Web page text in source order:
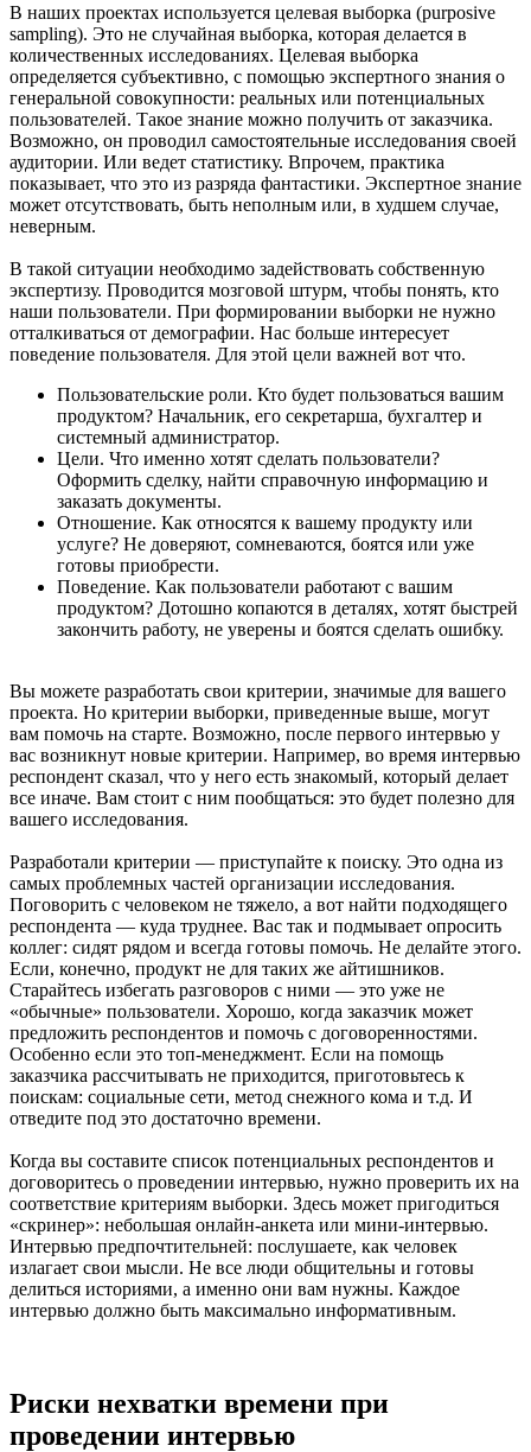
В наших проектах используется целевая выборка (purposive
sampling). Это не случайная выборка, которая делается в
количественных исследованиях. Целевая выборка
определяется субъективно, с помощью экспертного знания о
генеральной совокупности: реальных или потенциальных
пользователей. Такое знание можно получить от заказчика.
Возможно, он проводил самостоятельные исследования своей
аудитории. Или ведет статистику. Впрочем, практика
показывает, что это из разряда фантастики. Экспертное знание
может отсутствовать, быть неполным или, в худшем случае,
неверным.
В такой ситуации необходимо задействовать собственную
экспертизу. Проводится мозговой штурм, чтобы понять, кто
наши пользователи. При формировании выборки не нужно
отталкиваться от демографии. Нас больше интересует
поведение пользователя. Для этой цели важней вот что.
Пользовательские роли. Кто будет пользоваться вашим
продуктом? Начальник, его секретарша, бухгалтер и
системный администратор.
Цели. Что именно хотят сделать пользователи?
Оформить сделку, найти справочную информацию и
заказать документы.
Отношение. Как относятся к вашему продукту или
услуге? Не доверяют, сомневаются, боятся или уже
готовы приобрести.
Поведение. Как пользователи работают с вашим
продуктом? Дотошно копаются в деталях, хотят быстрей
закончить работу, не уверены и боятся сделать ошибку.
Вы можете разработать свои критерии, значимые для вашего
проекта. Но критерии выборки, приведенные выше, могут
вам помочь на старте. Возможно, после первого интервью у
вас возникнут новые критерии. Например, во время интервью
респондент сказал, что у него есть знакомый, который делает
все иначе. Вам стоит с ним пообщаться: это будет полезно для
вашего исследования.
Разработали критерии — приступайте к поиску. Это одна из
самых проблемных частей организации исследования.
Поговорить с человеком не тяжело, а вот найти подходящего
респондента — куда труднее. Вас так и подмывает опросить
коллег: сидят рядом и всегда готовы помочь. Не делайте этого.
Если, конечно, продукт не для таких же айтишников.
Старайтесь избегать разговоров с ними — это уже не
«обычные» пользователи. Хорошо, когда заказчик может
предложить респондентов и помочь с договоренностями.
Особенно если это топ-менеджмент. Если на помощь
заказчика рассчитывать не приходится, приготовьтесь к
поискам: социальные сети, метод снежного кома и т.д. И
отведите под это достаточно времени.
Когда вы составите список потенциальных респондентов и
договоритесь о проведении интервью, нужно проверить их на
соответствие критериям выборки. Здесь может пригодиться
«скринер»: небольшая онлайн-анкета или мини-интервью.
Интервью предпочтительней: послушаете, как человек
излагает свои мысли. Не все люди общительны и готовы
делиться историями, а именно они вам нужны. Каждое
интервью должно быть максимально информативным.
Риски нехватки времени при
проведении интервью